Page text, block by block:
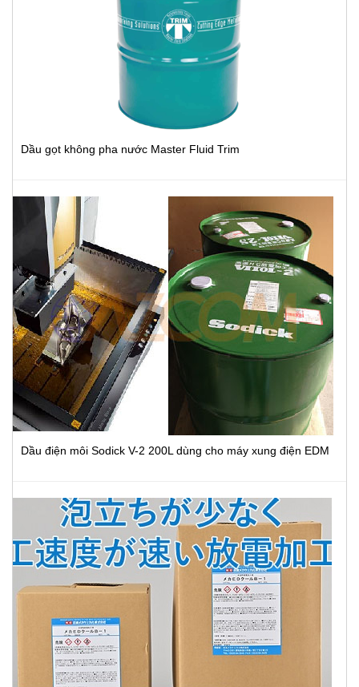
Dầu gọt không pha nước Master Fluid Trim
Dầu điện môi Sodick V-2 200L dùng cho máy xung điện EDM